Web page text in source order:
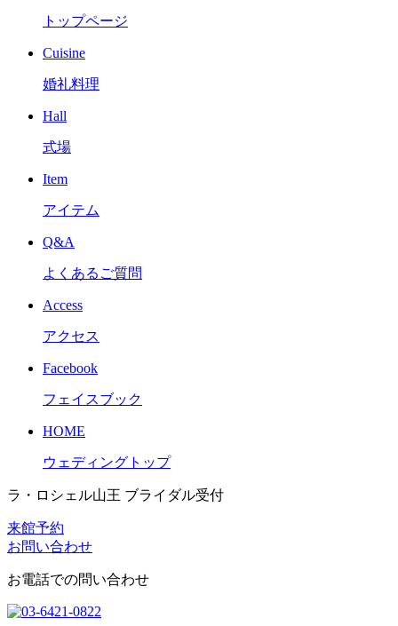
トップページ
Cuisine
婚礼料理
Hall
式場
Item
アイテム
Q&A
よくあるご質問
Access
アクセス
Facebook
フェイスブック
HOME
ウェディングトップ
ラ・ロシェル山王 ブライダル受付
来館予約
お問い合わせ
お電話での問い合わせ